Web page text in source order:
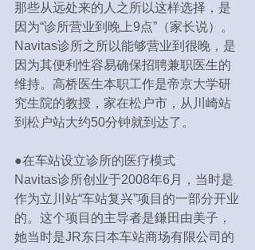
那些从远处来的人之所以这样选择，是
因为“诊所营业到晚上9点”（家长说）。
Navitas诊所之所以能够营业到很晚，是
因为其便利性容易确保招聘兼职医生的
维持。高桥医生本职工作是帝京大学研
究生院的教授，家在松户市，从川崎站
到松户站大约50分钟就到达了。
●在车站设立诊所的医疗模式
Navitas诊所创业于2008年6月，当时是
作为立川站“车站复兴”项目的一部分开业
的。这个项目的主导者是鎌田由美子，
她当时是JR东日本车站商场有限公司的